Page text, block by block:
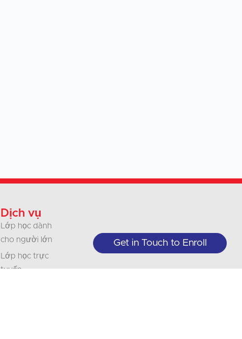
Dịch vụ
Lớp học dành
cho người lớn
Lớp học trực
tuyến
Get in Touch to Enroll